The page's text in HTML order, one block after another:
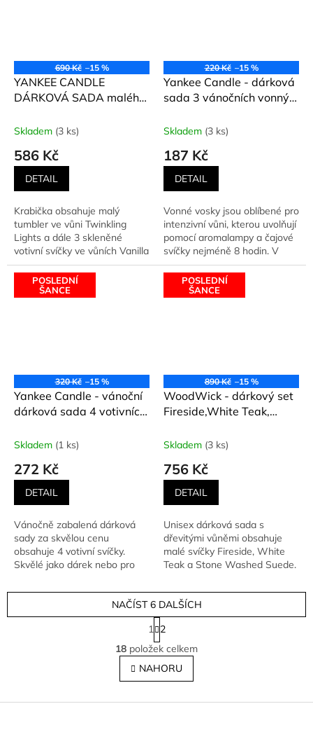
690 Kč –15 %
YANKEE CANDLE
DÁRKOVÁ SADA malého
votivních svíček
Skladem (3 ks)
586 Kč
DETAIL
Krabička obsahuje malý
tumbler ve vůni Twinkling
Lights a dále 3 skleněné
votivní svíčky ve vůních Vanilla
Créme Brulee, Christmas...
220 Kč –15 %
Yankee Candle - dárková
sada 3 vánočních vonný
LIGHTS
Skladem (3 ks)
187 Kč
DETAIL
Vonné vosky jsou oblíbené pro
intenzivní vůni, kterou uvolňují
pomocí aromalampy a čajové
svíčky nejméně 8 hodin. V
této krásné sadě...
POSLEDNÍ
ŠANCE
320 Kč –15 %
Yankee Candle - vánoční
dárková sada 4 votivních
Skladem (1 ks)
272 Kč
DETAIL
Vánočně zabalená dárková
sady za skvělou cenu
obsahuje 4 votivní svíčky.
Skvělé jako dárek nebo pro
Sada...
POSLEDNÍ
ŠANCE
890 Kč –15 %
WoodWick - dárkový set
Fireside,White Teak,
váza malá 3 ks
Skladem (3 ks)
756 Kč
DETAIL
Unisex dárková sada s
dřevitými vůněmi obsahuje
malé svíčky Fireside, White
Teak a Stone Washed Suede.
O
v
l
á
NAČÍST 6 DALŠÍCH
S
t
r
á
n
k
v
1 2
18 položek celkem
NAHORU
Z